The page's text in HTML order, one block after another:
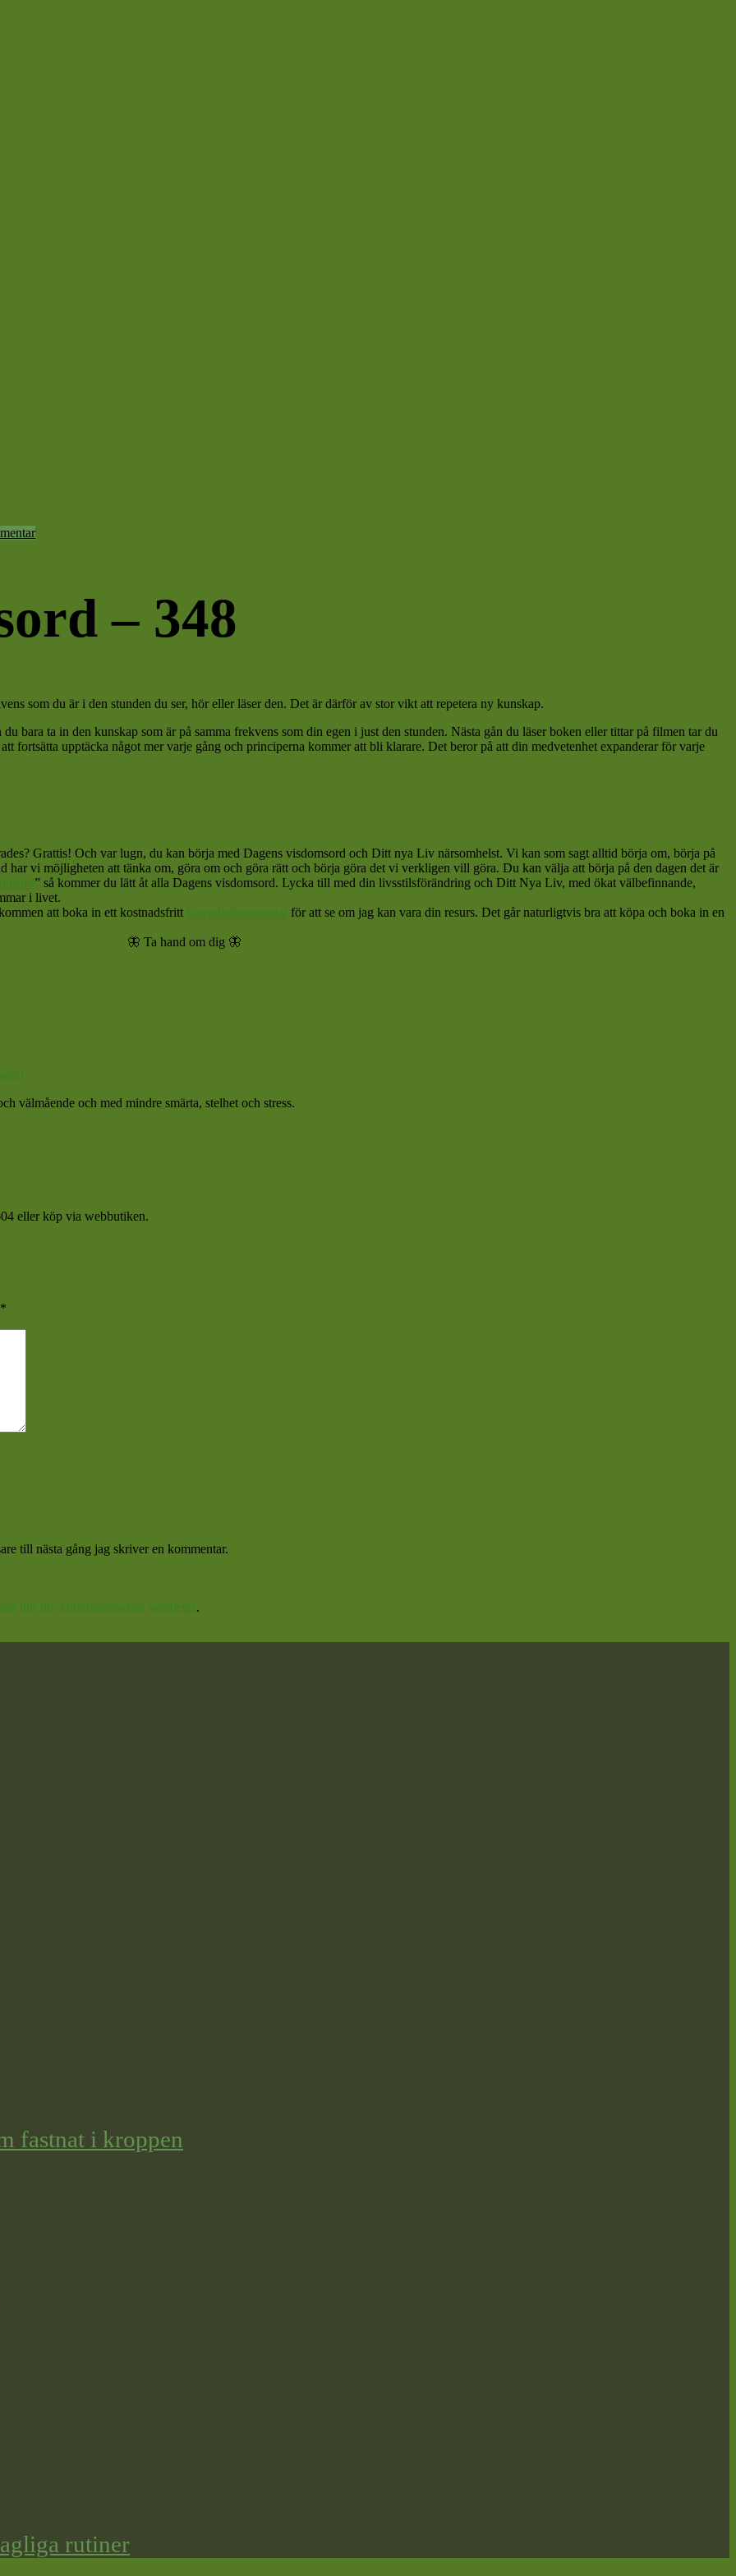
– 348
som du är i den stunden du ser, hör eller läser den. Det är därför av stor vikt att repetera ny kunskap.
bara ta in den kunskap som är på samma frekvens som din egen i just den stunden. Nästa gån du läser boken eller tittar på filmen tar du
fortsätta upptäcka något mer varje gång och principerna kommer att bli klarare. Det beror på att din medvetenhet expanderar för varje
Grattis! Och var lugn, du kan börja med Dagens visdomsord och Ditt nya Liv närsomhelst. Vi kan som sagt alltid börja om, börja på
vi möjligheten att tänka om, göra om och göra rätt och börja göra det vi verkligen vill göra. Du kan välja att börja på den dagen det är
” så kommer du lätt åt alla Dagens visdomsord. Lycka till med din livsstilsförändring och Ditt Nya Liv, med ökat välbefinnande,
i livet.
att boka in ett kostnadsfritt konsultationssamtal för att se om jag kan vara din resurs. Det går naturligtvis bra att köpa och boka in en
🦋 Ta hand om dig 🦋
välmående och med mindre smärta, stelhet och stress.
eller köp via webbutiken.
*
till nästa gång jag skriver en kommentar.
hur din kommentarsdata bearbetas.
fastnat i kroppen